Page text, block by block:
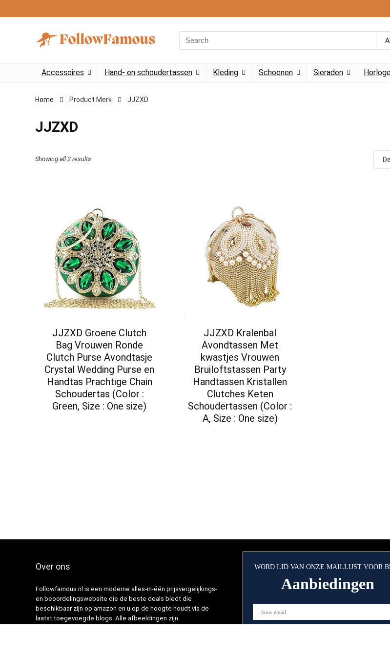
Search
for:
Accessoires Hand- en schoudertassen Kleding Schoenen Sieraden
Home Product Merk ‎JJZXD
‎JJZXD
Showing all 2 results
JJZXD Groene Clutch
Bag Vrouwen Ronde
Clutch Purse Avondtasje
Crystal Wedding Purse en
Handtas Prachtige Chain
Schoudertas (Color :
Green, Size : One size)
JJZXD Kralenbal
Avondtassen Met
kwastjes Vrouwen
Bruiloftstassen Party
Handtassen Kristallen
Clutches Keten
Schoudertassen (Color :
A, Size : One size)
Over ons
Followfamous.nl is een moderne alles-in-één prijsvergelijkings-
en beoordelingswebsite die de beste deals biedt die
beschikbaar zijn op amazon en u op de hoogte houdt via de
laatst toegevoegde blogs. Alle afbeeldingen zijn
WORD LID VAN ONZE MAILLIJST VOOR
Aanbiedingen